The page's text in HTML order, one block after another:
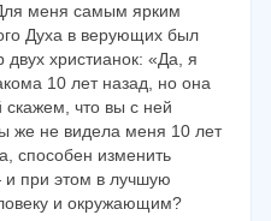
меня самым ярким
Духа в верующих был
христианок: «Да, я
10 лет назад, но она
что вы с ней
же не видела меня 10 лет
способен изменить
и при этом в лучшую
и окружающим?